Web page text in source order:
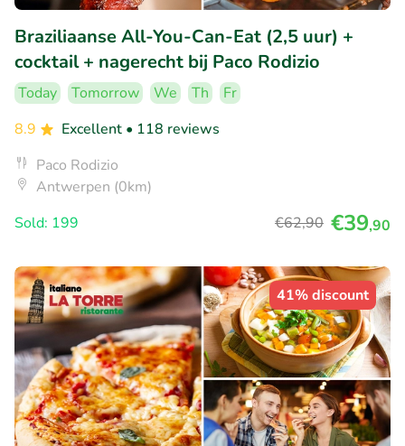
Braziliaanse All-You-Can-Eat (2,5 uur) +
cocktail + nagerecht bij Paco Rodizio
Today Tomorrow We Th
Fr
8.9
Excellent • 118 reviews
Paco Rodizio
Antwerpen (0km)
Sold: 199
€62,90 €39,90
41% discount